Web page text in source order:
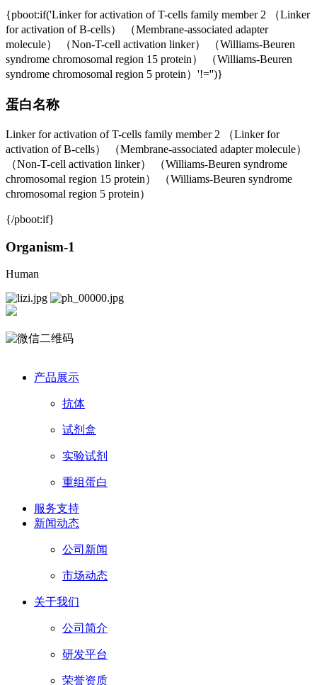
{pboot:if('Linker for activation of T-cells family member 2 （Linker
for activation of B-cells） （Membrane-associated adapter
molecule） （Non-T-cell activation linker） （Williams-Beuren
syndrome chromosomal region 15 protein） （Williams-Beuren
syndrome chromosomal region 5 protein）'!='')}
蛋白名称
Linker for activation of T-cells family member 2 （Linker for
activation of B-cells） （Membrane-associated adapter molecule）
（Non-T-cell activation linker） （Williams-Beuren syndrome
chromosomal region 15 protein） （Williams-Beuren syndrome
chromosomal region 5 protein）
{/pboot:if}
Organism-1
Human
产品展示
抗体
试剂盒
实验试剂
重组蛋白
服务支持
新闻动态
公司新闻
市场动态
关于我们
公司简介
研发平台
荣誉资质